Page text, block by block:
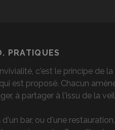
PRATIQUES
c'est le principe de la
est proposé. Chacun
à partager à l'issu de la
bar, ou d'une